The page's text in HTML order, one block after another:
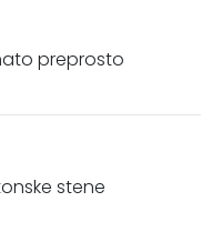
preprosto
stene